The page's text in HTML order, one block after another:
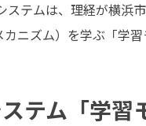
テムは、理経が横浜
ニズム）を学ぶ「学
テム「学習